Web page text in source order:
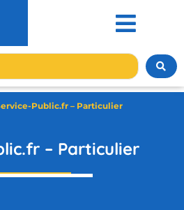
Public.fr – Particulier
– Particulier